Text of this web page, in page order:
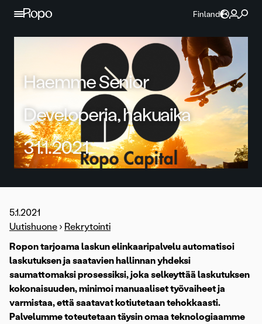
Jatka sisältöön
Finland
Haemme Senior
Developeria, hakuaika
31.1.2021
5.1.2021
Uutishuone › Rekrytointi
Ropon tarjoama laskun elinkaaripalvelu automatisoi
laskutuksen ja saatavien hallinnan yhdeksi
saumattomaksi prosessiksi, joka selkeyttää laskutuksen
kokonaisuuden, minimoi manuaaliset työvaiheet ja
varmistaa, että saatavat kotiutetaan tehokkaasti.
Palvelumme toteutetaan täysin omaa teknologiaamme